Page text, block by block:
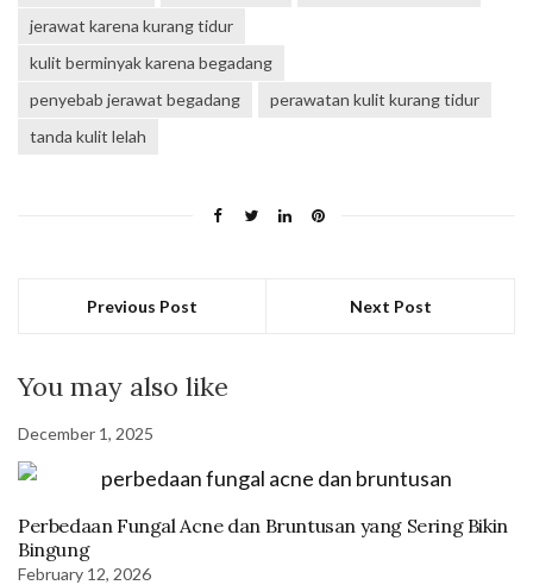
jerawat karena kurang tidur
kulit berminyak karena begadang
penyebab jerawat begadang
perawatan kulit kurang tidur
tanda kulit lelah
Previous Post Next Post
You may also like
December 1, 2025
Perbedaan Fungal Acne dan Bruntusan yang Sering Bikin
Bingung
February 12, 2026